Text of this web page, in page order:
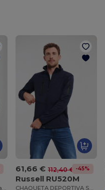
61,66 € 112,40 € -45%
Russell RU520M
CHAQUETA DEPORTIVA SHELL 5000